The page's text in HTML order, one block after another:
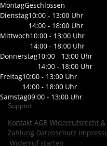
MontagGeschlossen
Dienstag10:00 - 13:00 Uhr
14:00 - 18:00 Uhr
Mittwoch10:00 - 13:00 Uhr
14:00 - 18:00 Uhr
Donnerstag10:00 - 13:00 Uhr
14:00 - 18:00 Uhr
Freitag10:00 - 13:00 Uhr
14:00 - 18:00 Uhr
Samstag09:00 - 13:00 Uhr
Support
Kontakt AGB Widerrufsrecht &
Zahlung Datenschutz
Widerruf starten